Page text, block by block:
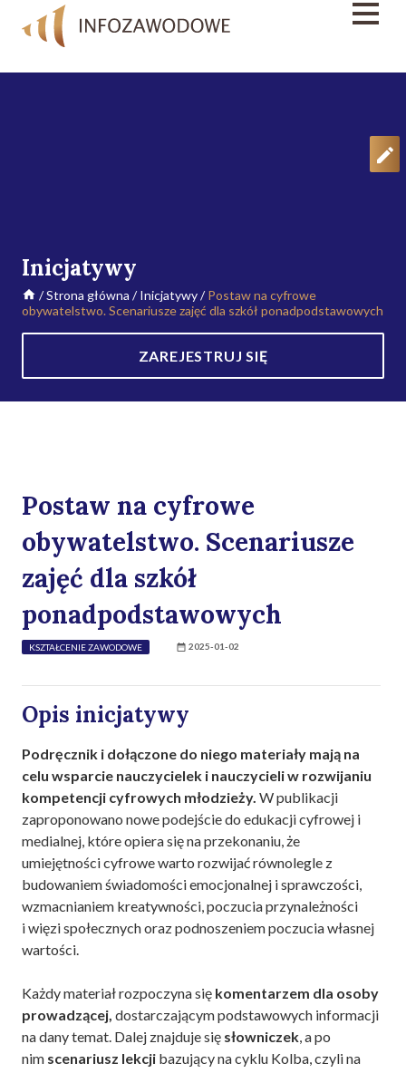
Inicjatywy
/Strona główna /Inicjatywy/Postaw na cyfrowe
obywatelstwo. Scenariusze zajęć dla szkół ponadpodstawowych
ZAREJESTRUJ SIĘ
Postaw na cyfrowe
obywatelstwo. Scenariusze
zajęć dla szkół
ponadpodstawowych
KSZTAŁCENIE ZAWODOWE 2025-01-02
Opis inicjatywy
Podręcznik i dołączone do niego materiały mają na
celu wsparcie nauczycielek i nauczycieli w rozwijaniu
kompetencji cyfrowych młodzieży. W publikacji
zaproponowano nowe podejście do edukacji cyfrowej i
medialnej, które opiera się na przekonaniu, że
umiejętności cyfrowe warto rozwijać równolegle z
budowaniem świadomości emocjonalnej i sprawczości,
wzmacnianiem kreatywności, poczucia przynależności
i więzi społecznych oraz podnoszeniem poczucia własnej
wartości.
Każdy materiał rozpoczyna się komentarzem dla osoby
prowadzącej, dostarczającym podstawowych informacji
na dany temat. Dalej znajduje się słowniczek, a po
nim scenariusz lekcji bazujący na cyklu Kolba, czyli na